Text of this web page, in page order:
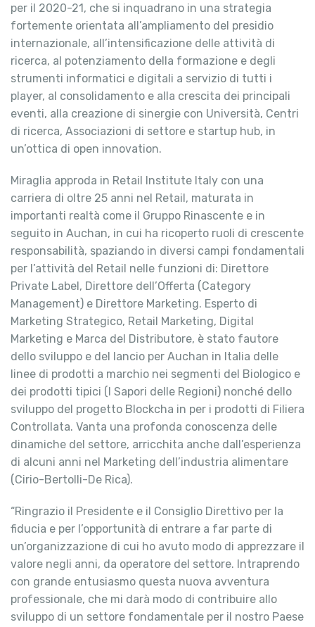
per il 2020-21, che si inquadrano in una strategia
fortemente orientata all’ampliamento del presidio
internazionale, all’intensificazione delle attività di
ricerca, al potenziamento della formazione e degli
strumenti informatici e digitali a servizio di tutti i
player, al consolidamento e alla crescita dei principali
eventi, alla creazione di sinergie con Università, Centri
di ricerca, Associazioni di settore e startup hub, in
un’ottica di open innovation.
Miraglia approda in Retail Institute Italy con una
carriera di oltre 25 anni nel Retail, maturata in
importanti realtà come il Gruppo Rinascente e in
seguito in Auchan, in cui ha ricoperto ruoli di crescente
responsabilità, spaziando in diversi campi fondamentali
per l’attività del Retail nelle funzioni di: Direttore
Private Label, Direttore dell’Offerta (Category
Management) e Direttore Marketing. Esperto di
Marketing Strategico, Retail Marketing, Digital
Marketing e Marca del Distributore, è stato fautore
dello sviluppo e del lancio per Auchan in Italia delle
linee di prodotti a marchio nei segmenti del Biologico e
dei prodotti tipici (I Sapori delle Regioni) nonché dello
sviluppo del progetto Blockcha in per i prodotti di Filiera
Controllata. Vanta una profonda conoscenza delle
dinamiche del settore, arricchita anche dall’esperienza
di alcuni anni nel Marketing dell’industria alimentare
(Cirio-Bertolli-De Rica).
“Ringrazio il Presidente e il Consiglio Direttivo per la
fiducia e per l’opportunità di entrare a far parte di
un’organizzazione di cui ho avuto modo di apprezzare il
valore negli anni, da operatore del settore. Intraprendo
con grande entusiasmo questa nuova avventura
professionale, che mi darà modo di contribuire allo
sviluppo di un settore fondamentale per il nostro Paese